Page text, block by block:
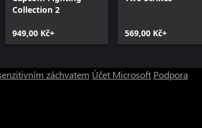
Collection 2
949,00 Kč+ 569,00 Kč+
záchvatem Účet Microsoft Podpora